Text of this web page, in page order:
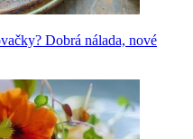
Dobrá nálada, nové